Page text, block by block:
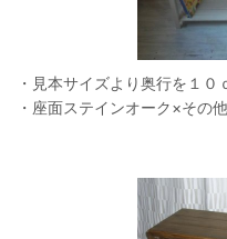
・見本サイズより奥行を１
・座面ステインオーク×その